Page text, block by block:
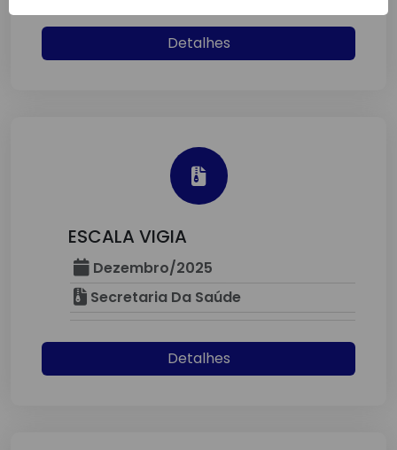
Detalhes
ESCALA VIGIA
Dezembro/2025
Secretaria Da Saúde
Detalhes